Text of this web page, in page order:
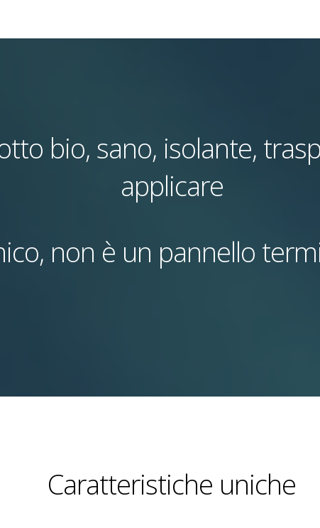
bio, sano, isolante,
applicare
non è un pannello
Caratteristiche uniche